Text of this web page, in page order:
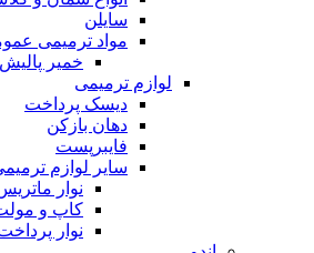
سایلن
مواد ترمیمی
خمیر پالیش
لوازم ترمیمی
دیسک پرداخت
دهان بازکن
فایبرپست
سایر لوازم
نوار
کاپ و
نوار